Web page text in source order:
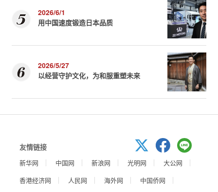
2026/6/1
用中国速度锻造日本品质
2026/5/27
以经营守护文化，为和服重塑未来
友情链接
新华网 中国网 新浪网 光明网
大公网
香港经济网
人民网 海外网
中国侨网